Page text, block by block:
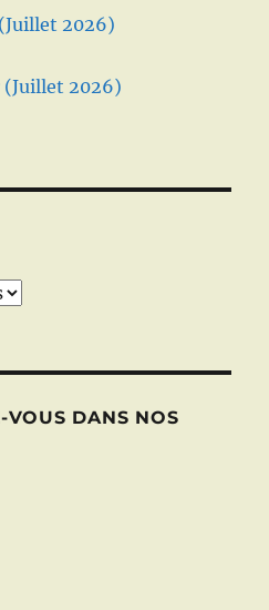
2026)
2026)
VOUS DANS NOS